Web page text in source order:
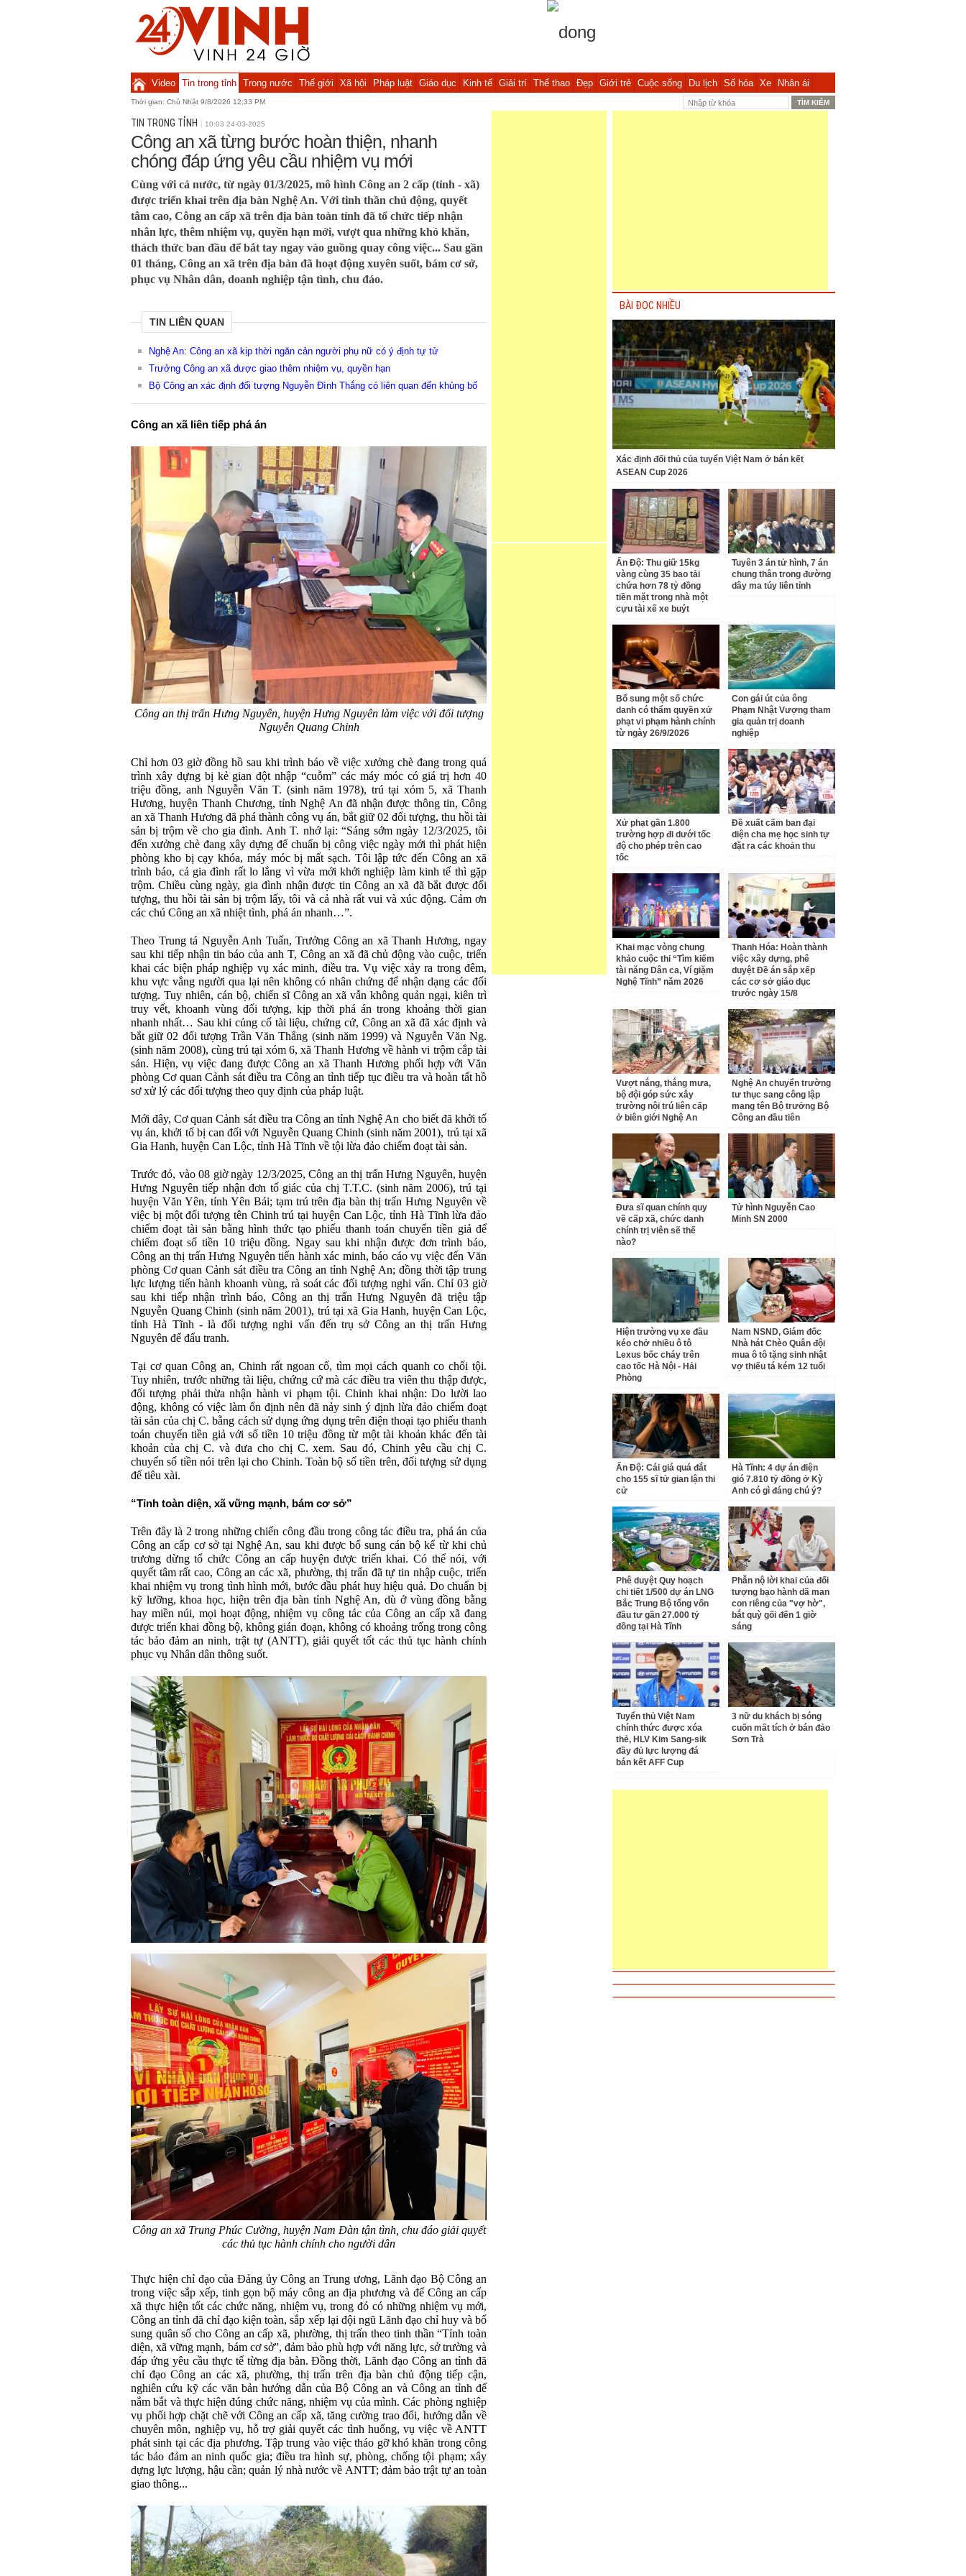
Video Tin trong tỉnh Trong nước Thế giới Xã hội Pháp luật Giáo dục Kinh tế Giải trí Thể thao Đẹp Giới trẻ Cuộc sống Du lịch Số hóa Xe Nhân ái
Thời gian: Chủ Nhật 9/8/2026 12:33 PM
TIN TRONG TỈNH 10:03 24-03-2025
Công an xã từng bước hoàn thiện, nhanh
chóng đáp ứng yêu cầu nhiệm vụ mới
Cùng với cả nước, từ ngày 01/3/2025, mô hình Công an 2 cấp (tỉnh - xã)
được triển khai trên địa bàn Nghệ An. Với tinh thần chủ động, quyết
tâm cao, Công an cấp xã trên địa bàn toàn tỉnh đã tổ chức tiếp nhận
nhân lực, thêm nhiệm vụ, quyền hạn mới, vượt qua những khó khăn,
thách thức ban đầu để bắt tay ngay vào guồng quay công việc... Sau gần
01 tháng, Công an xã trên địa bàn đã hoạt động xuyên suốt, bám cơ sở,
phục vụ Nhân dân, doanh nghiệp tận tình, chu đáo.
TIN LIÊN QUAN
Nghệ An: Công an xã kịp thời ngăn cản người phụ nữ có ý định tự tử
Trưởng Công an xã được giao thêm nhiệm vụ, quyền hạn
Bộ Công an xác định đối tượng Nguyễn Đình Thắng có liên quan đến khủng bố
Công an xã liên tiếp phá án
Công an thị trấn Hưng Nguyên, huyện Hưng Nguyên làm việc với đối tượng
Nguyễn Quang Chinh
Chỉ hơn 03 giờ đồng hồ sau khi trình báo về việc xưởng chè đang trong quá
trình xây dựng bị kẻ gian đột nhập “cuỗm” các máy móc có giá trị hơn 40
triệu đồng, anh Nguyễn Văn T. (sinh năm 1978), trú tại xóm 5, xã Thanh
Hương, huyện Thanh Chương, tỉnh Nghệ An đã nhận được thông tin, Công
an xã Thanh Hương đã phá thành công vụ án, bắt giữ 02 đối tượng, thu hồi tài
sản bị trộm về cho gia đình. Anh T. nhớ lại: “Sáng sớm ngày 12/3/2025, tôi
đến xưởng chè đang xây dựng để chuẩn bị công việc ngày mới thì phát hiện
phòng kho bị cạy khóa, máy móc bị mất sạch. Tôi lập tức đến Công an xã
trình báo, cả gia đình rất lo lắng vì vừa mới khởi nghiệp làm kinh tế thì gặp
trộm. Chiều cùng ngày, gia đình nhận được tin Công an xã đã bắt được đối
tượng, thu hồi tài sản bị trộm lấy, tôi và cả nhà rất vui và xúc động. Cảm ơn
các chú Công an xã nhiệt tình, phá án nhanh…”.
Theo Trung tá Nguyễn Anh Tuấn, Trưởng Công an xã Thanh Hương, ngay
sau khi tiếp nhận tin báo của anh T, Công an xã đã chủ động vào cuộc, triển
khai các biện pháp nghiệp vụ xác minh, điều tra. Vụ việc xảy ra trong đêm,
khu vực vắng người qua lại nên không có nhân chứng để nhận dạng các đối
tượng. Tuy nhiên, cán bộ, chiến sĩ Công an xã vẫn không quản ngại, kiên trì
truy vết, khoanh vùng đối tượng, kịp thời phá án trong khoảng thời gian
nhanh nhất… Sau khi củng cố tài liệu, chứng cứ, Công an xã đã xác định và
bắt giữ 02 đối tượng Trần Văn Thắng (sinh năm 1999) và Nguyễn Văn Ng.
(sinh năm 2008), cùng trú tại xóm 6, xã Thanh Hương về hành vi trộm cắp tài
sản. Hiện, vụ việc đang được Công an xã Thanh Hương phối hợp với Văn
phòng Cơ quan Cảnh sát điều tra Công an tỉnh tiếp tục điều tra và hoàn tất hồ
sơ xử lý các đối tượng theo quy định của pháp luật.
Mới đây, Cơ quan Cảnh sát điều tra Công an tỉnh Nghệ An cho biết đã khởi tố
vụ án, khởi tố bị can đối với Nguyễn Quang Chinh (sinh năm 2001), trú tại xã
Gia Hanh, huyện Can Lộc, tỉnh Hà Tĩnh về tội lừa đảo chiếm đoạt tài sản.
Trước đó, vào 08 giờ ngày 12/3/2025, Công an thị trấn Hưng Nguyên, huyện
Hưng Nguyên tiếp nhận đơn tố giác của chị T.T.C. (sinh năm 2006), trú tại
huyện Văn Yên, tỉnh Yên Bái; tạm trú trên địa bàn thị trấn Hưng Nguyên về
việc bị một đối tượng tên Chinh trú tại huyện Can Lộc, tỉnh Hà Tĩnh lừa đảo
chiếm đoạt tài sản bằng hình thức tạo phiếu thanh toán chuyển tiền giả để
chiếm đoạt số tiền 10 triệu đồng. Ngay sau khi nhận được đơn trình báo,
Công an thị trấn Hưng Nguyên tiến hành xác minh, báo cáo vụ việc đến Văn
phòng Cơ quan Cảnh sát điều tra Công an tỉnh Nghệ An; đồng thời tập trung
lực lượng tiến hành khoanh vùng, rà soát các đối tượng nghi vấn. Chỉ 03 giờ
sau khi tiếp nhận trình báo, Công an thị trấn Hưng Nguyên đã triệu tập
Nguyễn Quang Chinh (sinh năm 2001), trú tại xã Gia Hanh, huyện Can Lộc,
tỉnh Hà Tĩnh - là đối tượng nghi vấn đến trụ sở Công an thị trấn Hưng
Nguyên để đấu tranh.
Tại cơ quan Công an, Chinh rất ngoan cố, tìm mọi cách quanh co chối tội.
Tuy nhiên, trước những tài liệu, chứng cứ mà các điều tra viên thu thập được,
đối tượng phải thừa nhận hành vi phạm tội. Chinh khai nhận: Do lười lao
động, không có việc làm ổn định nên đã nảy sinh ý định lừa đảo chiếm đoạt
tài sản của chị C. bằng cách sử dụng ứng dụng trên điện thoại tạo phiếu thanh
toán chuyển tiền giả với số tiền 10 triệu đồng từ một tài khoản khác đến tài
khoản của chị C. và đưa cho chị C. xem. Sau đó, Chinh yêu cầu chị C.
chuyển số tiền nói trên lại cho Chinh. Toàn bộ số tiền trên, đối tượng sử dụng
để tiêu xài.
“Tỉnh toàn diện, xã vững mạnh, bám cơ sở”
Trên đây là 2 trong những chiến công đầu trong công tác điều tra, phá án của
Công an cấp cơ sở tại Nghệ An, sau khi được bổ sung cán bộ kể từ khi chủ
trương dừng tổ chức Công an cấp huyện được triển khai. Có thể nói, với
quyết tâm rất cao, Công an các xã, phường, thị trấn đã tự tin nhập cuộc, triển
khai nhiệm vụ trong tình hình mới, bước đầu phát huy hiệu quả. Do chuẩn bị
kỹ lưỡng, khoa học, hiện trên địa bàn tỉnh Nghệ An, dù ở vùng đồng bằng
hay miền núi, mọi hoạt động, nhiệm vụ công tác của Công an cấp xã đang
được triển khai đồng bộ, không gián đoạn, không có khoảng trống trong công
tác bảo đảm an ninh, trật tự (ANTT), giải quyết tốt các thủ tục hành chính
phục vụ Nhân dân thông suốt.
Công an xã Trung Phúc Cường, huyện Nam Đàn tận tình, chu đáo giải quyết
các thủ tục hành chính cho người dân
Thực hiện chỉ đạo của Đảng ủy Công an Trung ương, Lãnh đạo Bộ Công an
trong việc sắp xếp, tinh gọn bộ máy công an địa phương và để Công an cấp
xã thực hiện tốt các chức năng, nhiệm vụ, trong đó có những nhiệm vụ mới,
Công an tỉnh đã chỉ đạo kiện toàn, sắp xếp lại đội ngũ Lãnh đạo chỉ huy và bổ
sung quân số cho Công an cấp xã, phường, thị trấn theo tinh thần “Tỉnh toàn
diện, xã vững mạnh, bám cơ sở”, đảm bảo phù hợp với năng lực, sở trường và
đáp ứng yêu cầu thực tế từng địa bàn. Đồng thời, Lãnh đạo Công an tỉnh đã
chỉ đạo Công an các xã, phường, thị trấn trên địa bàn chủ động tiếp cận,
nghiên cứu kỹ các văn bản hướng dẫn của Bộ Công an và Công an tỉnh để
nắm bắt và thực hiện đúng chức năng, nhiệm vụ của mình. Các phòng nghiệp
vụ phối hợp chặt chẽ với Công an cấp xã, tăng cường trao đổi, hướng dẫn về
chuyên môn, nghiệp vụ, hỗ trợ giải quyết các tình huống, vụ việc về ANTT
phát sinh tại các địa phương. Tập trung vào việc tháo gỡ khó khăn trong công
tác bảo đảm an ninh quốc gia; điều tra hình sự, phòng, chống tội phạm; xây
dựng lực lượng, hậu cần; quản lý nhà nước về ANTT; đảm bảo trật tự an toàn
giao thông...
BÀI ĐỌC NHIỀU
Xác định đối thủ của tuyển Việt Nam ở bán kết
ASEAN Cup 2026
Ấn Độ: Thu giữ 15kg
vàng cùng 35 bao tải
chứa hơn 78 tỷ đồng
tiền mặt trong nhà một
cựu tài xế xe buýt
Tuyên 3 án tử hình, 7 án
chung thân trong đường
dây ma túy liên tỉnh
Bổ sung một số chức
danh có thẩm quyền xử
phạt vi phạm hành chính
từ ngày 26/9/2026
Con gái út của ông
Phạm Nhật Vượng tham
gia quản trị doanh
nghiệp
Xử phạt gần 1.800
trường hợp đi dưới tốc
độ cho phép trên cao
tốc
Đề xuất cấm ban đại
diện cha mẹ học sinh tự
đặt ra các khoản thu
Khai mạc vòng chung
khảo cuộc thi “Tìm kiếm
tài năng Dân ca, Ví giặm
Nghệ Tĩnh” năm 2026
Thanh Hóa: Hoàn thành
việc xây dựng, phê
duyệt Đề án sắp xếp
các cơ sở giáo dục
trước ngày 15/8
Vượt nắng, thắng mưa,
bộ đội góp sức xây
trường nội trú liên cấp
ở biên giới Nghệ An
Nghệ An chuyển trường
tư thục sang công lập
mang tên Bộ trưởng Bộ
Công an đầu tiên
Đưa sĩ quan chính quy
về cấp xã, chức danh
chính trị viên sẽ thế
nào?
Tử hình Nguyễn Cao
Minh SN 2000
Hiện trường vụ xe đầu
kéo chở nhiều ô tô
Lexus bốc cháy trên
cao tốc Hà Nội - Hải
Phòng
Nam NSND, Giám đốc
Nhà hát Chèo Quân đội
mua ô tô tặng sinh nhật
vợ thiếu tá kém 12 tuổi
Ấn Độ: Cái giá quá đắt
cho 155 sĩ tử gian lận thi
cử
Hà Tĩnh: 4 dự án điện
gió 7.810 tỷ đồng ở Kỳ
Anh có gì đáng chú ý?
Phê duyệt Quy hoạch
chi tiết 1/500 dự án LNG
Bắc Trung Bộ tổng vốn
đầu tư gần 27.000 tỷ
đồng tại Hà Tĩnh
Phẫn nộ lời khai của đối
tượng bạo hành dã man
con riêng của "vợ hờ",
bắt quỳ gối đến 1 giờ
sáng
Tuyển thủ Việt Nam
chính thức được xóa
thẻ, HLV Kim Sang-sik
đầy đủ lực lượng đá
bán kết AFF Cup
3 nữ du khách bị sóng
cuốn mất tích ở bán đảo
Sơn Trà